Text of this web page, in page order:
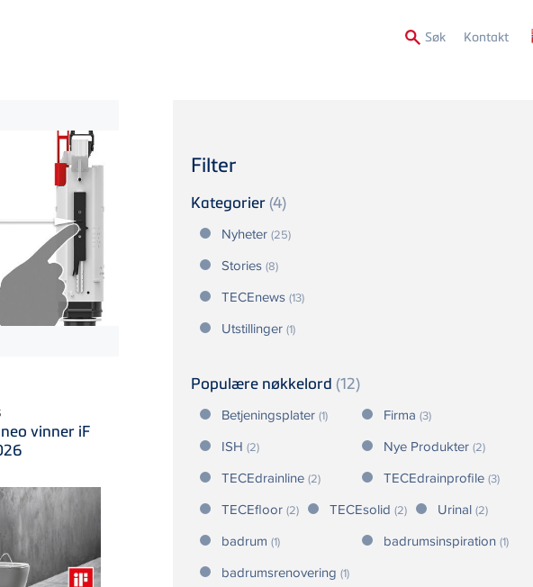
Søk Kontakt
Filter
Kategorier (4)
Nyheter (25)
Stories (8)
TECEnews (13)
Utstillinger (1)
Populære nøkkelord (12)
Betjeningsplater (1) Firma (3)
ISH (2) Nye Produkter (2)
TECEdrainline (2) TECEdrainprofile (3)
TECEfloor (2) TECEsolid (2) Urinal (2)
badrum (1) badrumsinspiration (1)
badrumsrenovering (1)
neo vinner iF